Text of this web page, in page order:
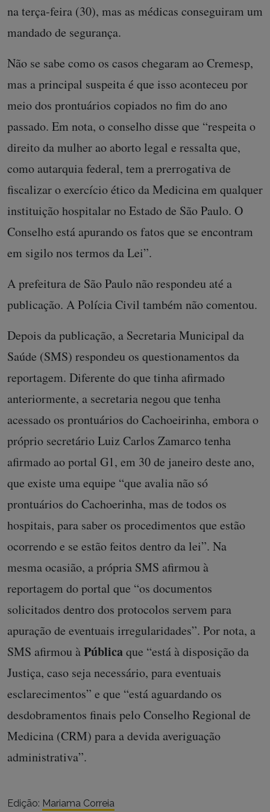
na terça-feira (30), mas as médicas conseguiram um
mandado de segurança.
Não se sabe como os casos chegaram ao Cremesp,
mas a principal suspeita é que isso aconteceu por
meio dos prontuários copiados no fim do ano
passado. Em nota, o conselho disse que “respeita o
direito da mulher ao aborto legal e ressalta que,
como autarquia federal, tem a prerrogativa de
fiscalizar o exercício ético da Medicina em qualquer
instituição hospitalar no Estado de São Paulo. O
Conselho está apurando os fatos que se encontram
em sigilo nos termos da Lei”.
A prefeitura de São Paulo não respondeu até a
publicação. A Polícia Civil também não comentou.
Depois da publicação, a Secretaria Municipal da
Saúde (SMS) respondeu os questionamentos da
reportagem. Diferente do que tinha afirmado
anteriormente, a secretaria negou que tenha
acessado os prontuários do Cachoeirinha, embora o
próprio secretário Luiz Carlos Zamarco tenha
afirmado ao portal G1, em 30 de janeiro deste ano,
que existe uma equipe “que avalia não só
prontuários do Cachoerinha, mas de todos os
hospitais, para saber os procedimentos que estão
ocorrendo e se estão feitos dentro da lei”. Na
mesma ocasião, a própria SMS afirmou à
reportagem do portal que “os documentos
solicitados dentro dos protocolos servem para
apuração de eventuais irregularidades”. Por nota, a
SMS afirmou àPúblicaque “está à disposição da
Justiça, caso seja necessário, para eventuais
esclarecimentos” e que “está aguardando os
desdobramentos finais pelo Conselho Regional de
Medicina (CRM) para a devida averiguação
administrativa”.
Edição: Mariama Correia